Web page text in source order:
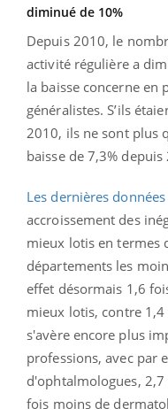
diminué de 10%
Depuis 2010, le
activité régulière a
la baisse concerne en
généralistes. S’ils
2010, ils ne sont plus
baisse de 7,3%
Les dernières
accroissement des
mieux lotis en termes
départements les
effet désormais 1,6
mieux lotis, contre 1,4
s'avère encore plus
professions, avec par
d'ophtalmologues,
fois moins de